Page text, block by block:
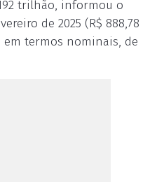
trilhão, informou o
de 2025 (R$ 888,78
termos nominais, de